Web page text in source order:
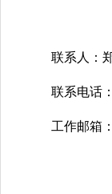
联系人：
联系电话
工作邮箱：